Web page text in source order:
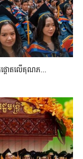
តោតលើគុណភ...